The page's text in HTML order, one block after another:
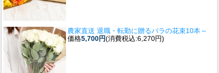
農家直送 退職・転勤に贈るバラの花束10本～
価格5,700円(消費税込:6,270円)